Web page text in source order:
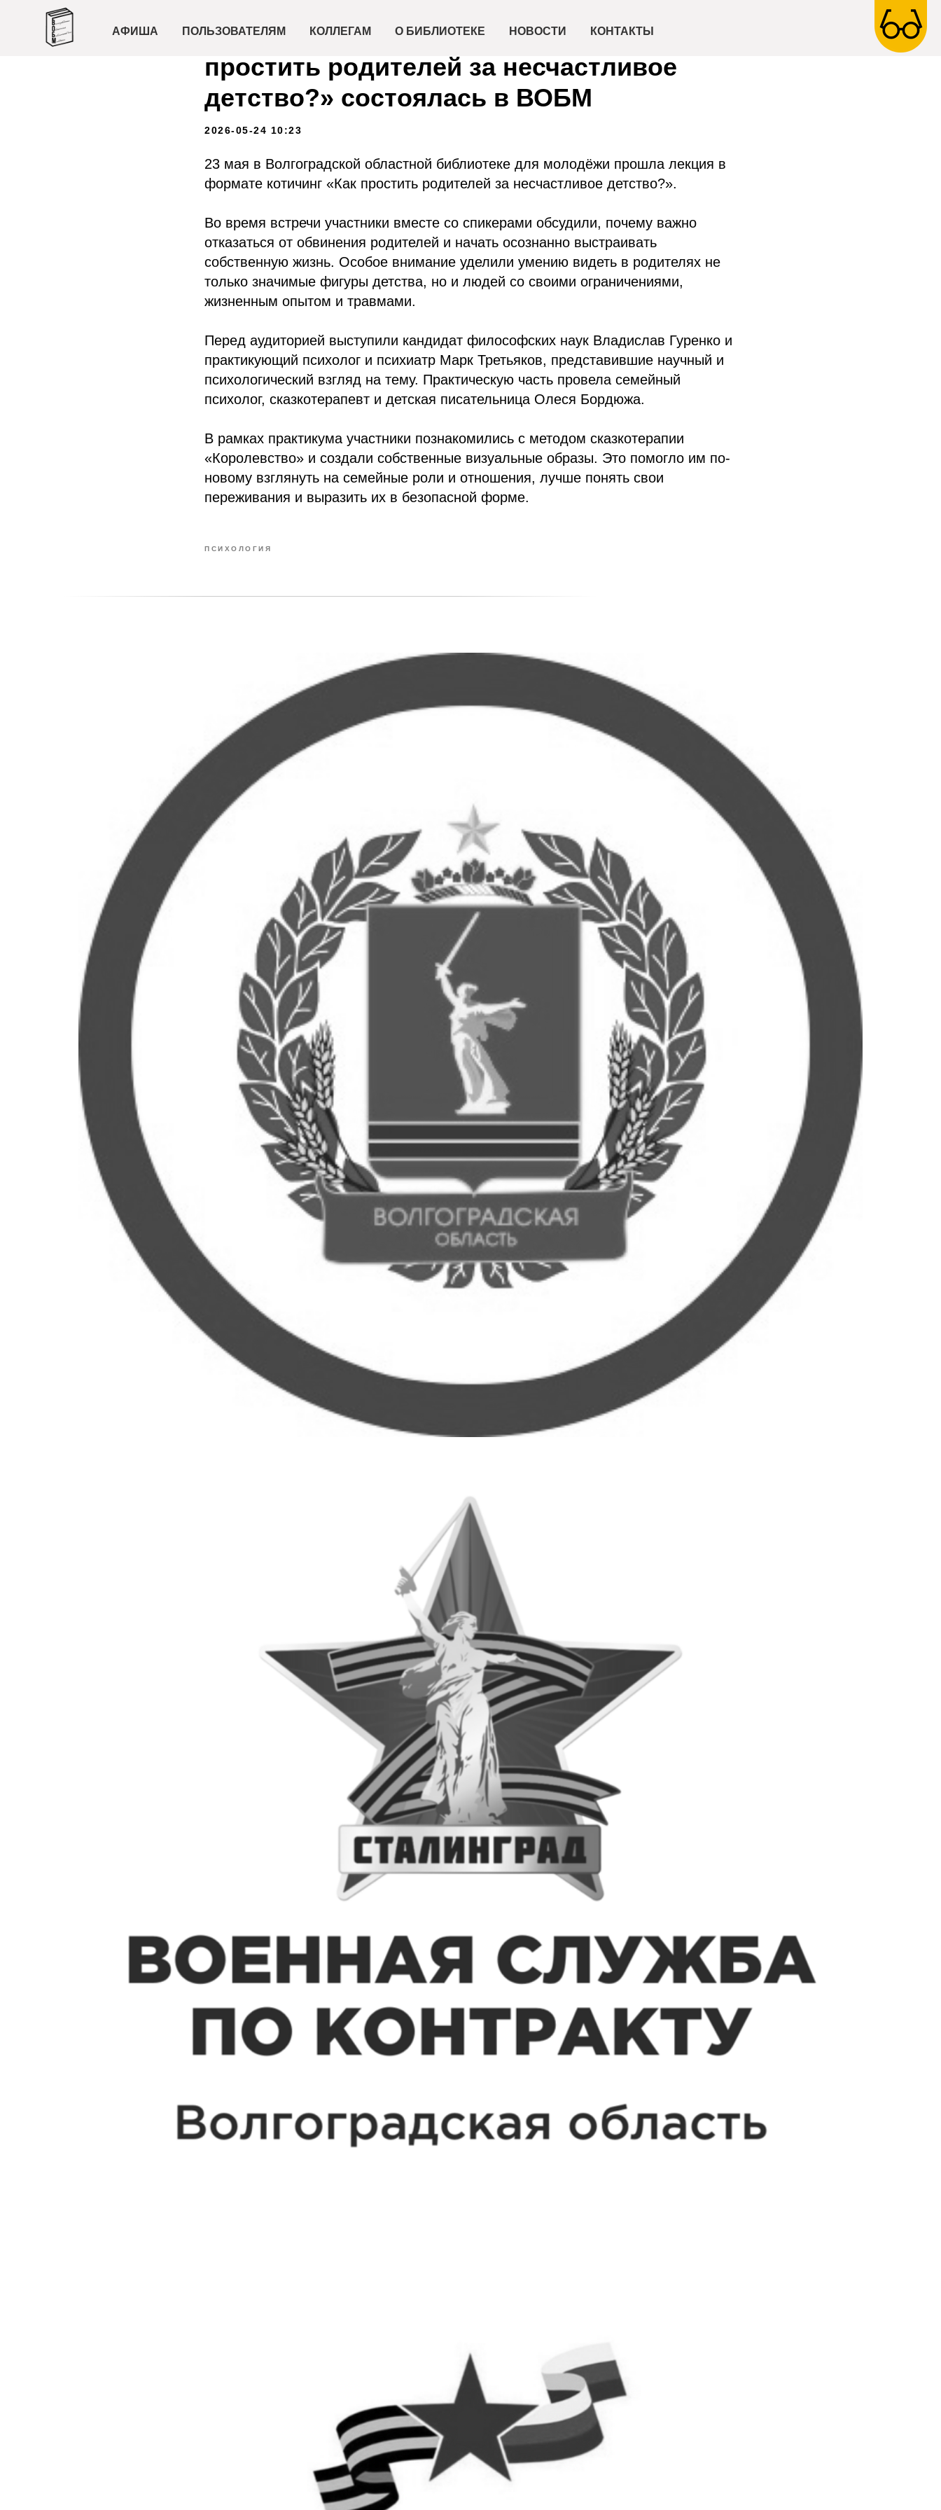
АФИША ПОЛЬЗОВАТЕЛЯМ КОЛЛЕГАМ О БИБЛИОТЕКЕ НОВОСТИ КОНТАКТЫ
Лекция в формате котичинг «Как
простить родителей за несчастливое
детство?» состоялась в ВОБМ
2026-05-24 10:23
23 мая в Волгоградской областной библиотеке для молодёжи прошла лекция в
формате котичинг «Как простить родителей за несчастливое детство?».
Во время встречи участники вместе со спикерами обсудили, почему важно
отказаться от обвинения родителей и начать осознанно выстраивать
собственную жизнь. Особое внимание уделили умению видеть в родителях не
только значимые фигуры детства, но и людей со своими ограничениями,
жизненным опытом и травмами.
Перед аудиторией выступили кандидат философских наук Владислав Гуренко и
практикующий психолог и психиатр Марк Третьяков, представившие научный и
психологический взгляд на тему. Практическую часть провела семейный
психолог, сказкотерапевт и детская писательница Олеся Бордюжа.
В рамках практикума участники познакомились с методом сказкотерапии
«Королевство» и создали собственные визуальные образы. Это помогло им по-
новому взглянуть на семейные роли и отношения, лучше понять свои
переживания и выразить их в безопасной форме.
ПСИХОЛОГИЯ